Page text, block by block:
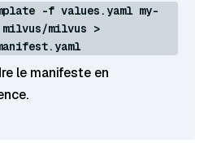
-f values.yaml my-
milvus >
le manifeste en